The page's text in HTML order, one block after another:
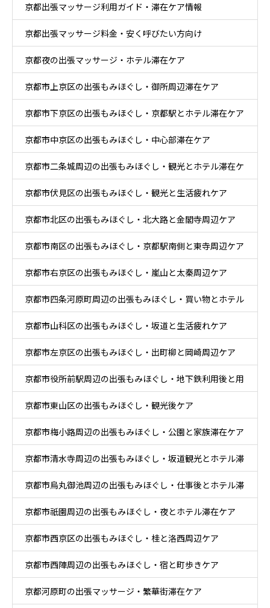
京都出張マッサージ利用ガイド・滞在ケア情報
京都出張マッサージ料金・安く呼びたい方向け
京都夜の出張マッサージ・ホテル滞在ケア
京都市上京区の出張もみほぐし・御所周辺滞在ケア
京都市下京区の出張もみほぐし・京都駅とホテル滞在ケア
京都市中京区の出張もみほぐし・中心部滞在ケア
京都市二条城周辺の出張もみほぐし・観光とホテル滞在ケ
ア
京都市伏見区の出張もみほぐし・観光と生活疲れケア
京都市北区の出張もみほぐし・北大路と金閣寺周辺ケア
京都市南区の出張もみほぐし・京都駅南側と東寺周辺ケア
京都市右京区の出張もみほぐし・嵐山と太秦周辺ケア
京都市四条河原町周辺の出張もみほぐし・買い物とホテル
滞在ケア
京都市山科区の出張もみほぐし・坂道と生活疲れケア
京都市左京区の出張もみほぐし・出町柳と岡崎周辺ケア
京都市役所前駅周辺の出張もみほぐし・地下鉄利用後と用
事後ケア
京都市東山区の出張もみほぐし・観光後ケア
京都市梅小路周辺の出張もみほぐし・公園と家族滞在ケア
京都市清水寺周辺の出張もみほぐし・坂道観光とホテル滞
在ケア
京都市烏丸御池周辺の出張もみほぐし・仕事後とホテル滞
在ケア
京都市祇園周辺の出張もみほぐし・夜とホテル滞在ケア
京都市西京区の出張もみほぐし・桂と洛西周辺ケア
京都市西陣周辺の出張もみほぐし・宿と町歩きケア
京都河原町の出張マッサージ・繁華街滞在ケア